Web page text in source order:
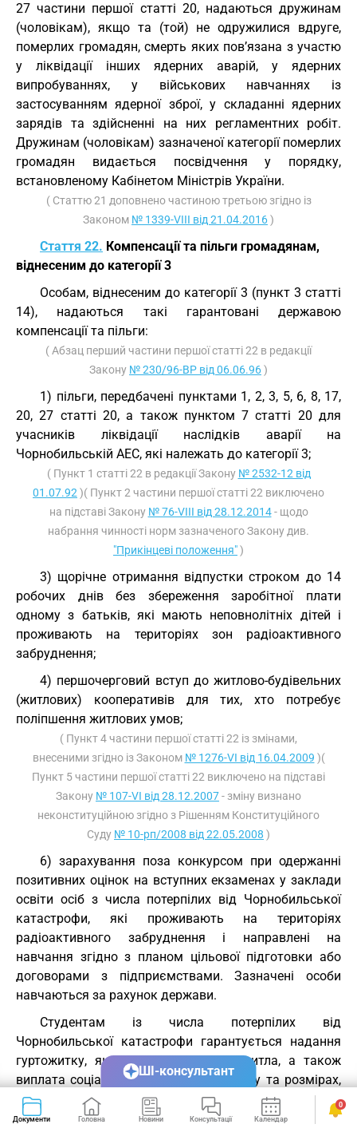
27 частини першої статті 20, надаються дружинам
(чоловікам), якщо та (той) не одружилися вдруге,
померлих громадян, смерть яких пов’язана з участю
у ліквідації інших ядерних аварій, у ядерних
випробуваннях, у військових навчаннях із
застосуванням ядерної зброї, у складанні ядерних
зарядів та здійсненні на них регламентних робіт.
Дружинам (чоловікам) зазначеної категорії померлих
громадян видається посвідчення у порядку,
встановленому Кабінетом Міністрів України.
( Статтю 21 доповнено частиною третьою згідно із
Законом № 1339-VIII від 21.04.2016)
Стаття 22. Компенсації та пільги громадянам,
віднесеним до категорії 3
Особам, віднесеним до категорії 3 (пункт 3 статті
14), надаються такі гарантовані державою
компенсації та пільги:
( Абзац перший частини першої статті 22 в редакції
Закону № 230/96-ВР від 06.06.96)
1) пільги, передбачені пунктами 1, 2, 3, 5, 6, 8, 17,
20, 27 статті 20, а також пунктом 7 статті 20 для
учасників ліквідації наслідків аварії на
Чорнобильській АЕС, які належать до категорії 3;
( Пункт 1 статті 22 в редакції Закону № 2532-12 від
01.07.92 )( Пункт 2 частини першої статті 22 виключено
на підставі Закону № 76-VIII від 28.12.2014- щодо
набрання чинності норм зазначеного Закону див.
"Прикінцеві положення")
3) щорічне отримання відпустки строком до 14
робочих днів без збереження заробітної плати
одному з батьків, які мають неповнолітніх дітей і
проживають на територіях зон радіоактивного
забруднення;
4) першочерговий вступ до житлово-будівельних
(житлових) кооперативів для тих, хто потребує
поліпшення житлових умов;
( Пункт 4 частини першої статті 22 із змінами,
внесеними згідно із Законом № 1276-VI від 16.04.2009 )(
Пункт 5 частини першої статті 22 виключено на підставі
Закону № 107-VI від 28.12.2007- зміну визнано
неконституційною згідно з Рішенням Конституційного
Суду № 10-рп/2008 від 22.05.2008 )
6) зарахування поза конкурсом при одержанні
позитивних оцінок на вступних екзаменах у заклади
освіти осіб з числа потерпілих від Чорнобильської
катастрофи, які проживають на територіях
радіоактивного забруднення і направлені на
навчання згідно з планом цільової підготовки або
договорами з підприємствами. Зазначені особи
навчаються за рахунок держави.
Студентам із числа потерпілих від
Чорнобильської катастрофи гарантується надання
гуртожитку, якщо вони не мають житла, а також
виплата соціальної стипендії в порядку та розмірах,
встановлених Кабінетом Міністрів України,
незалежно від місця навчання на території України;
Документи Головна Новини Консультації Календар Сервіси
0
ШІ-консультант